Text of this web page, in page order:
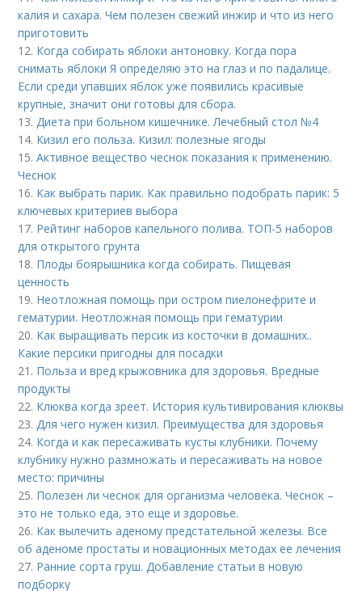
калия и сахара. Чем полезен свежий инжир и что из него
приготовить
12. Когда собирать яблоки антоновку. Когда пора
снимать яблоки Я определяю это на глаз и по падалице.
Если среди упавших яблок уже появились красивые
крупные, значит они готовы для сбора.
13.Диета при больном кишечнике. Лечебный стол №4
14. Кизил его польза. Кизил: полезные ягоды
15.Активное вещество чеснок показания к применению.
Чеснок
16. Как выбрать парик. Как правильно подобрать парик: 5
ключевых критериев выбора
17. Рейтинг наборов капельного полива. ТОП-5 наборов
для открытого грунта
18. Плоды боярышника когда собирать. Пищевая
ценность
19. Неотложная помощь при остром пиелонефрите и
гематурии. Неотложная помощь при гематурии
20. Как выращивать персик из косточки в домашних..
Какие персики пригодны для посадки
21. Польза и вред крыжовника для здоровья. Вредные
продукты
22. Клюква когда зреет. История культивирования клюквы
23.Для чего нужен кизил. Преимущества для здоровья
24. Когда и как пересаживать кусты клубники. Почему
клубнику нужно размножать и пересаживать на новое
место: причины
25. Полезен ли чеснок для организма человека. Чеснок –
это не только еда, это еще и здоровье.
26. Как вылечить аденому предстательной железы. Все
об аденоме простаты и новационных методах ее лечения
27. Ранние сорта груш. Добавление статьи в новую
подборку